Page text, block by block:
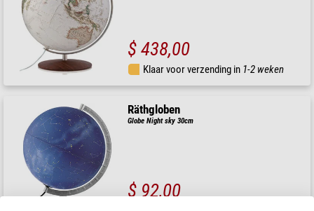
$ 438,00
Klaar voor verzending in 1-2 weken
Räthgloben
Globe Night sky 30cm
$ 92,00